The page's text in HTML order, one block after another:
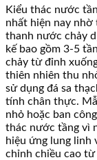
Kiểu thác nước
nhất hiện nay nhờ
thanh nước chảy
kế bao gồm 3-5
chảy từ đỉnh
thiên nhiên thu
sử dụng đá sa
tính chân thực.
nhỏ hoặc ban
thác nước tầng vì
hiệu ứng lung linh
chỉnh chiều cao